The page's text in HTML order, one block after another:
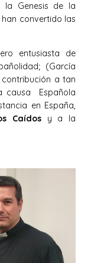
la Genesis de la
convertido las
entusiasta de
(García
contribución a tan
causa Española
en España,
Caídos y a la